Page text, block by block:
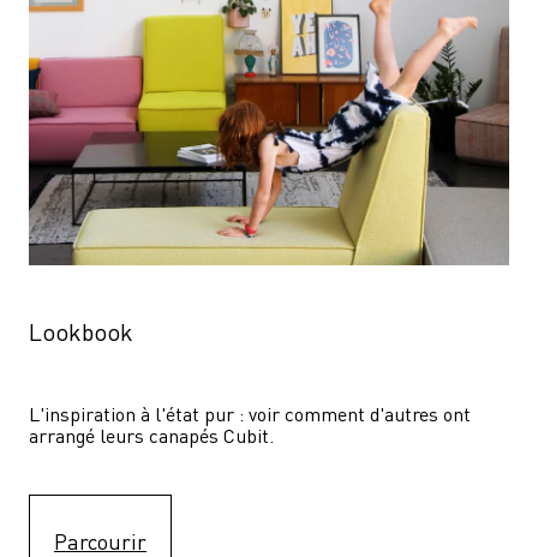
Lookbook
L'inspiration à l'état pur : voir comment d'autres ont
arrangé leurs canapés Cubit.
Parcourir